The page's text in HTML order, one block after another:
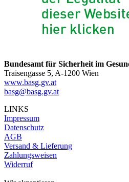
Bundesamt für Sicherheit im
Traisengasse 5, A-1200 Wien
www.basg.gv.at
basg@basg.gv.at
LINKS
Impressum
Datenschutz
AGB
Versand & Lieferung
Zahlungsweisen
Widerruf